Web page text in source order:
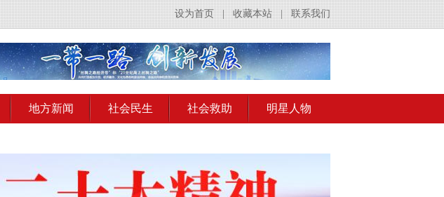
联系我们
收藏本站
设为首页
地方新闻 社会民生 社会救助 明星人物